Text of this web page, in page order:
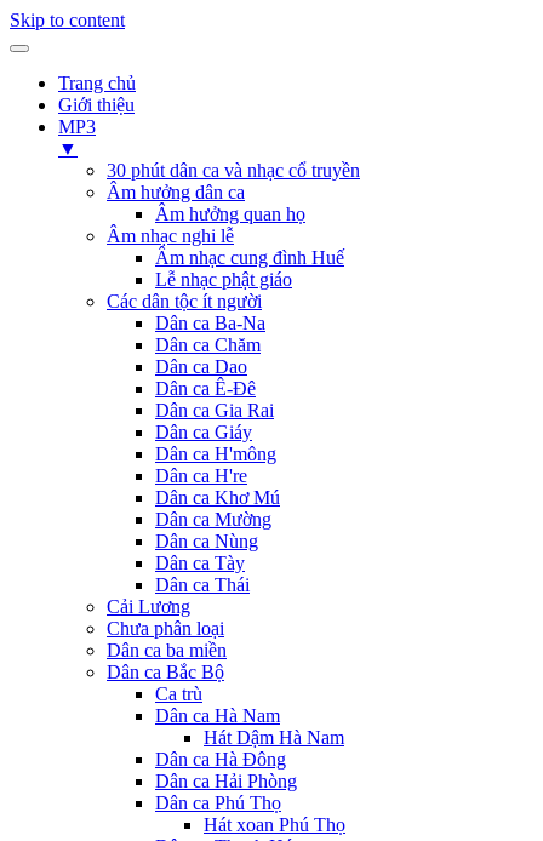
Skip to content
Trang chủ
Giới thiệu
MP3
▼
30 phút dân ca và nhạc cổ truyền
Âm hưởng dân ca
Âm hưởng quan họ
Âm nhạc nghi lễ
Âm nhạc cung đình Huế
Lễ nhạc phật giáo
Các dân tộc ít người
Dân ca Ba-Na
Dân ca Chăm
Dân ca Dao
Dân ca Ê-Đê
Dân ca Gia Rai
Dân ca Giáy
Dân ca H'mông
Dân ca H're
Dân ca Khơ Mú
Dân ca Mường
Dân ca Nùng
Dân ca Tày
Dân ca Thái
Cải Lương
Chưa phân loại
Dân ca ba miền
Dân ca Bắc Bộ
Ca trù
Dân ca Hà Nam
Hát Dậm Hà Nam
Dân ca Hà Đông
Dân ca Hải Phòng
Dân ca Phú Thọ
Hát xoan Phú Thọ